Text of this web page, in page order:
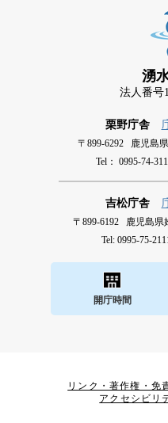
湧
法人番号
栗野庁舎
〒899-6292 鹿児島
Tel： 0995-74-
吉松庁舎
〒899-6192 鹿児島県
Tel: 0995-75-
開庁時間
リンク・著作権・免
アクセシビリ